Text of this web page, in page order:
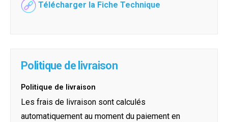
Télécharger la Fiche Technique
Politique de livraison
Politique de livraison
Les frais de livraison sont calculés
automatiquement au moment du paiement en